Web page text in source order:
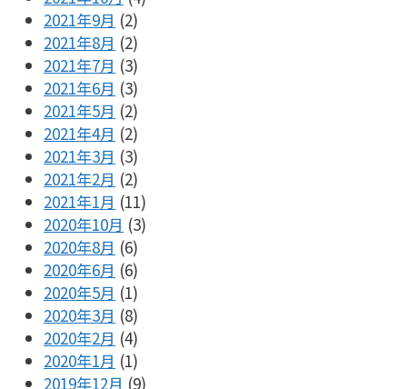
2021年9月 (2)
2021年8月 (2)
2021年7月 (3)
2021年6月 (3)
2021年5月 (2)
2021年4月 (2)
2021年3月 (3)
2021年2月 (2)
2021年1月 (11)
2020年10月 (3)
2020年8月 (6)
2020年6月 (6)
2020年5月 (1)
2020年3月 (8)
2020年2月 (4)
2020年1月 (1)
2019年12月 (9)